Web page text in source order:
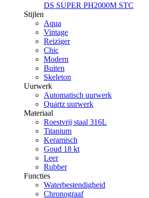
DS SUPER PH2000M STC
Stijlen
Aqua
Vintage
Reiziger
Chic
Modern
Buiten
Skeleton
Uurwerk
Automatisch uurwerk
Quartz uurwerk
Materiaal
Roestvrij staal 316L
Titanium
Keramisch
Goud 18 kt
Leer
Rubber
Functies
Waterbestendigheid
Chronograaf